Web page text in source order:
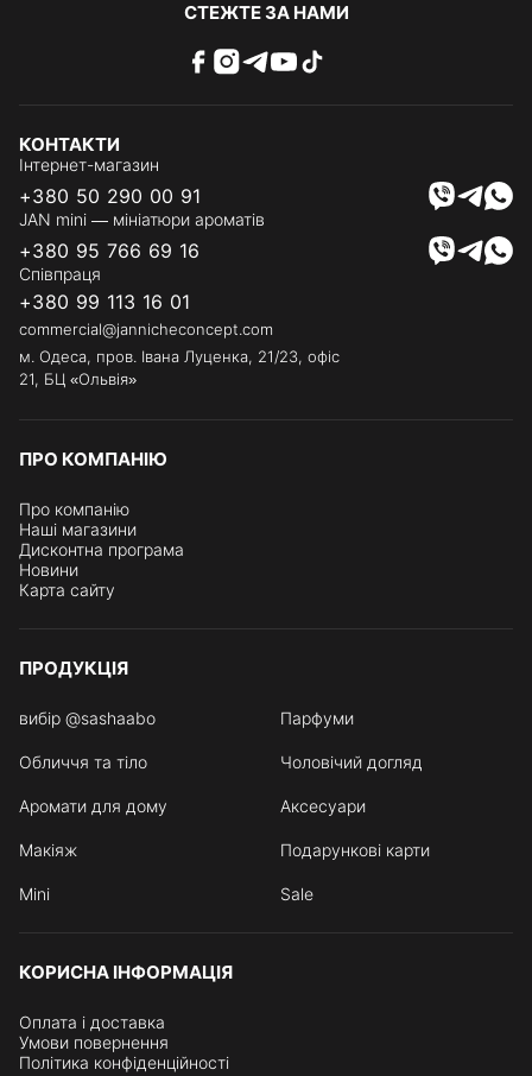
СТЕЖТЕ ЗА НАМИ
ПРО КОМПАНІЮ
Про компанію
Наші магазини
Дисконтна програма
Новини
Карта сайту
ПРОДУКЦІЯ
вибір @sashaabo Парфуми
Обличчя та тіло Чоловічий догляд
Аромати для дому Аксесуари
Макіяж Подарункові карти
Mini Sale
КОРИСНА ІНФОРМАЦІЯ
Оплата і доставка
Умови повернення
Політика конфіденційності
КОНТАКТИ
Інтернет-магазин
+380 50 290 00 91
JAN mini — мініатюри ароматів
+380 95 766 69 16
Співпраця
+380 99 113 16 01
commercial@jannicheconcept.com
м. Одеса, пров. Івана Луценка, 21/23, офіс
21, БЦ «Ольвія»